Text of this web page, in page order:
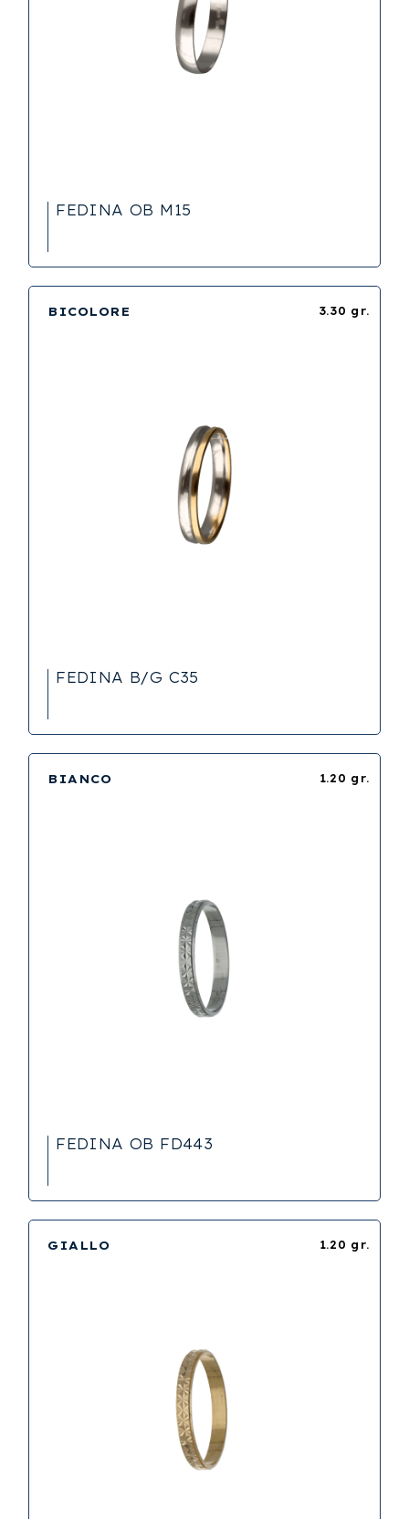
FEDINA OB M15
3.30 gr.
BICOLORE
FEDINA B/G C35
1.20 gr.
BIANCO
FEDINA OB FD443
1.20 gr.
GIALLO